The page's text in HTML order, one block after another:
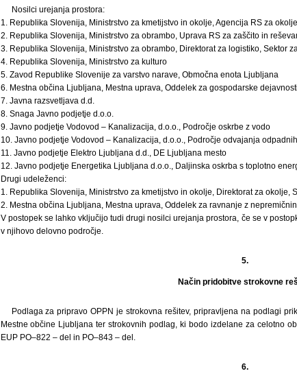
Nosilci urejanja prostora:
1. Republika Slovenija, Ministrstvo za kmetijstvo in okolje, Agencija RS za
2. Republika Slovenija, Ministrstvo za obrambo, Uprava RS za zaščito in
3. Republika Slovenija, Ministrstvo za obrambo, Direktorat za logistiko, Sektor
4. Republika Slovenija, Ministrstvo za kulturo
5. Zavod Republike Slovenije za varstvo narave, Območna enota Ljubljana
6. Mestna občina Ljubljana, Mestna uprava, Oddelek za gospodarske
7. Javna razsvetljava d.d.
8. Snaga Javno podjetje d.o.o.
9. Javno podjetje Vodovod – Kanalizacija, d.o.o., Področje oskrbe z vodo
10. Javno podjetje Vodovod – Kanalizacija, d.o.o., Področje odvajanja
11. Javno podjetje Elektro Ljubljana d.d., DE Ljubljana mesto
12. Javno podjetje Energetika Ljubljana d.o.o., Daljinska oskrba s toplotno
Drugi udeleženci:
1. Republika Slovenija, Ministrstvo za kmetijstvo in okolje, Direktorat za okolje,
2. Mestna občina Ljubljana, Mestna uprava, Oddelek za ravnanje z
V postopek se lahko vključijo tudi drugi nosilci urejanja prostora, če se v
v njihovo delovno področje.
5.
Način pridobitve strokovne
Podlaga za pripravo OPPN je strokovna rešitev, pripravljena na podlagi
Mestne občine Ljubljana ter strokovnih podlag, ki bodo izdelane za celotno
EUP PO–822 – del in PO–843 – del.
6.